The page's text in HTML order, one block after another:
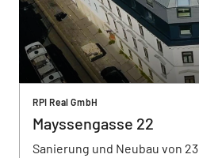
RPI Real GmbH
Mayssengasse 22
Sanierung und Neubau von 23